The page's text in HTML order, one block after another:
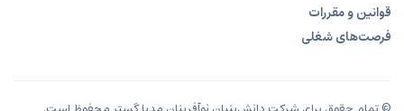
قوانین و مقررات
فرصت‌های شغلی